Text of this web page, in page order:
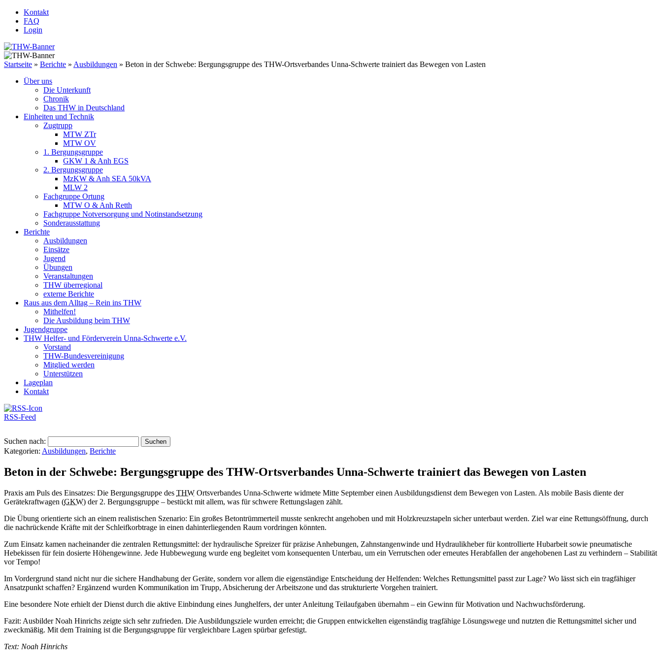
Kontakt
FAQ
Login
Startseite » Berichte » Ausbildungen » Beton in der Schwebe: Bergungsgruppe des THW-Ortsverbandes Unna-Schwerte trainiert das Bewegen von Lasten
Über uns
Die Unterkunft
Chronik
Das THW in Deutschland
Einheiten und Technik
Zugtrupp
MTW ZTr
MTW OV
1. Bergungsgruppe
GKW 1 & Anh EGS
2. Bergungsgruppe
MzKW & Anh SEA 50kVA
MLW 2
Fachgruppe Ortung
MTW O & Anh Retth
Fachgruppe Notversorgung und Notinstandsetzung
Sonderausstattung
Berichte
Ausbildungen
Einsätze
Jugend
Übungen
Veranstaltungen
THW überregional
externe Berichte
Raus aus dem Alltag – Rein ins THW
Mithelfen!
Die Ausbildung beim THW
Jugendgruppe
THW Helfer- und Förderverein Unna-Schwerte e.V.
Vorstand
THW-Bundesvereinigung
Mitglied werden
Unterstützen
Lageplan
Kontakt
RSS-Feed
Suchen nach:
Kategorien: Ausbildungen, Berichte
Beton in der Schwebe: Bergungsgruppe des THW-Ortsverbandes Unna-Schwerte trainiert das Bewegen von Lasten
Praxis am Puls des Einsatzes: Die Bergungsgruppe des THW Ortsverbandes Unna-Schwerte widmete Mitte September einen Ausbildungsdienst dem Bewegen von Lasten. Als mobile Basis diente der
Gerätekraftwagen (GKW) der 2. Bergungsgruppe – bestückt mit allem, was für schwere Rettungslagen zählt.
Die Übung orientierte sich an einem realistischen Szenario: Ein großes Betontrümmerteil musste senkrecht angehoben und mit Holzkreuzstapeln sicher unterbaut werden. Ziel war eine Rettungsöffnung, durch
die nachrückende Kräfte mit der Schleifkorbtrage in einen dahinterliegenden Raum vordringen könnten.
Zum Einsatz kamen nacheinander die zentralen Rettungsmittel: der hydraulische Spreizer für präzise Anhebungen, Zahnstangenwinde und Hydraulikheber für kontrollierte Hubarbeit sowie pneumatische
Hebekissen für fein dosierte Höhengewinne. Jede Hubbewegung wurde eng begleitet vom konsequenten Unterbau, um ein Verrutschen oder erneutes Herabfallen der angehobenen Last zu verhindern – Stabilität
vor Tempo!
Im Vordergrund stand nicht nur die sichere Handhabung der Geräte, sondern vor allem die eigenständige Entscheidung der Helfenden: Welches Rettungsmittel passt zur Lage? Wo lässt sich ein tragfähiger
Ansatzpunkt schaffen? Ergänzend wurden Kommunikation im Trupp, Absicherung der Arbeitszone und das strukturierte Vorgehen trainiert.
Eine besondere Note erhielt der Dienst durch die aktive Einbindung eines Junghelfers, der unter Anleitung Teilaufgaben übernahm – ein Gewinn für Motivation und Nachwuchsförderung.
Fazit: Ausbilder Noah Hinrichs zeigte sich sehr zufrieden. Die Ausbildungsziele wurden erreicht; die Gruppen entwickelten eigenständig tragfähige Lösungswege und nutzten die Rettungsmittel sicher und
zweckmäßig. Mit dem Training ist die Bergungsgruppe für vergleichbare Lagen spürbar gefestigt.
Text: Noah Hinrichs